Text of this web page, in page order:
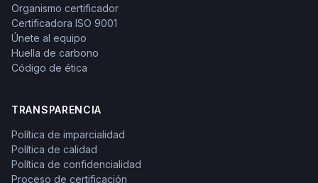
Organismo certificador
Certificadora ISO 9001
Únete al equipo
Huella de carbono
Código de ética
TRANSPARENCIA
Política de imparcialidad
Política de calidad
Política de confidencialidad
Proceso de certificación